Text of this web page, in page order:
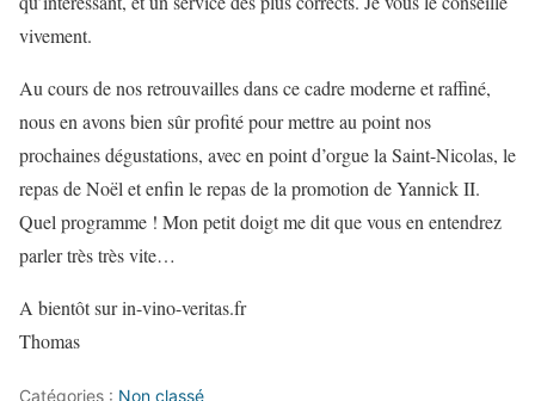
vivement.
Au cours de nos retrouvailles dans ce cadre moderne et raffiné,
nous en avons bien sûr profité pour mettre au point nos
prochaines dégustations, avec en point d’orgue la Saint-Nicolas, le
repas de Noël et enfin le repas de la promotion de Yannick II.
Quel programme ! Mon petit doigt me dit que vous en entendrez
parler très très vite…
A bientôt sur in-vino-veritas.fr
Thomas
Catégories : Non classé